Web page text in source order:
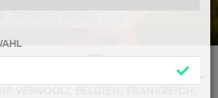
TRAILER ABSPIELEN